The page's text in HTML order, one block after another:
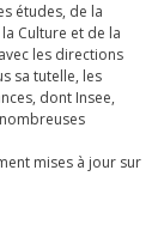
études, de la
Culture et de la
les directions
sa tutelle, les
dont Insee,
mises à jour sur